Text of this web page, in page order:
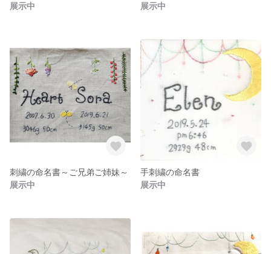
展示中
展示中
刺繍の命名書～ご兄弟ご姉妹～
展示中
手刺繍の命名書
展示中